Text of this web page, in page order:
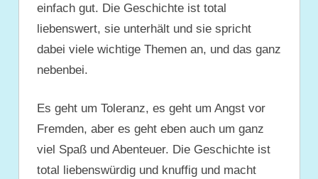
einfach gut. Die Geschichte ist total
liebenswert, sie unterhält und sie spricht
dabei viele wichtige Themen an, und das ganz
nebenbei.
Es geht um Toleranz, es geht um Angst vor
Fremden, aber es geht eben auch um ganz
viel Spaß und Abenteuer. Die Geschichte ist
total liebenswürdig und knuffig und macht